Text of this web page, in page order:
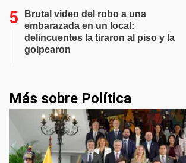
Brutal video del robo a una
embarazada en un local:
delincuentes la tiraron al piso y la
golpearon
Más sobre Política